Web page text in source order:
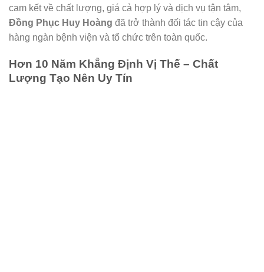
cam kết về chất lượng, giá cả hợp lý và dịch vụ tận tâm,
Đồng Phục Huy Hoàng đã trở thành đối tác tin cậy của
hàng ngàn bệnh viện và tổ chức trên toàn quốc.
Hơn 10 Năm Khẳng Định Vị Thế – Chất
Lượng Tạo Nên Uy Tín